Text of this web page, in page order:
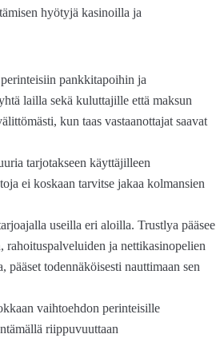
hyötyjä kasinoilla ja
pankkitapoihin ja
lailla sekä kuluttajille että maksun
kun taas vastaanottajat saavat
tarjotakseen käyttäjilleen
ei koskaan tarvitse jakaa kolmansien
useilla eri aloilla. Trustlya pääsee
rahoituspalveluiden ja nettikasinopelien
todennäköisesti nauttimaan sen
vaihtoehdon perinteisille
riippuvuuttaan